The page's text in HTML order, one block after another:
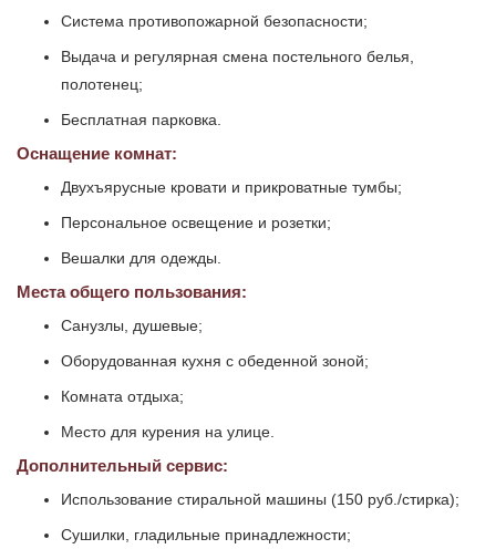
Система противопожарной безопасности;
Выдача и регулярная смена постельного белья,
полотенец;
Бесплатная парковка.
Оснащение комнат:
Двухъярусные кровати и прикроватные тумбы;
Персональное освещение и розетки;
Вешалки для одежды.
Места общего пользования:
Санузлы, душевые;
Оборудованная кухня с обеденной зоной;
Комната отдыха;
Место для курения на улице.
Дополнительный сервис:
Использование стиральной машины (150 руб./стирка);
Сушилки, гладильные принадлежности;